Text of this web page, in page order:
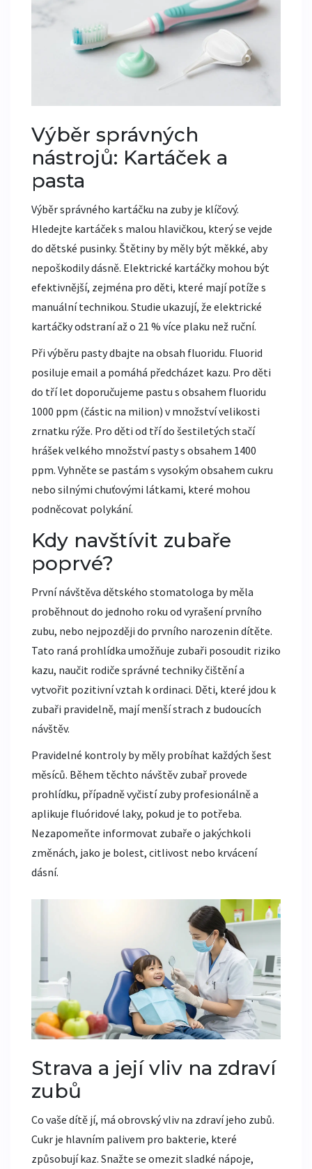
Výběr správných
nástrojů: Kartáček a
pasta
Výběr správného kartáčku na zubyje klíčový.
Hledejte kartáček s malou hlavičkou, který se vejde
do dětské pusinky. Štětiny by měly být měkké, aby
nepoškodily dásně. Elektrické kartáčky mohou být
efektivnější, zejména pro děti, které mají potíže s
manuální technikou. Studie ukazují, že elektrické
kartáčky odstraní až o 21 % více plaku než ruční.
Při výběru pasty dbajte na obsah fluoridu. Fluorid
posiluje email a pomáhá předcházet kazu. Pro děti
do tří let doporučujeme pastu s obsahem fluoridu
1000 ppm (částic na milion) v množství velikosti
zrnatku rýže. Pro děti od tří do šestiletých stačí
hrášek velkého množství pasty s obsahem 1400
ppm. Vyhněte se pastám s vysokým obsahem cukru
nebo silnými chuťovými látkami, které mohou
podněcovat polykání.
Kdy navštívit zubaře
poprvé?
První návštěva dětského stomatologa by měla
proběhnout do jednoho roku od vyrašení prvního
zubu, nebo nejpozději do prvního narozenin dítěte.
Tato raná prohlídka umožňuje zubaři posoudit riziko
kazu, naučit rodiče správné techniky čištění a
vytvořit pozitivní vztah k ordinaci. Děti, které jdou k
zubaři pravidelně, mají menší strach z budoucích
návštěv.
Pravidelné kontroly by měly probíhat každých šest
měsíců. Během těchto návštěv zubař provede
prohlídku, případně vyčistí zuby profesionálně a
aplikuje fluóridové laky, pokud je to potřeba.
Nezapomeňte informovat zubaře o jakýchkoli
změnách, jako je bolest, citlivost nebo krvácení
dásní.
Strava a její vliv na zdraví
zubů
Co vaše dítě jí, má obrovský vliv na zdraví jeho zubů.
Cukr je hlavním palivem pro bakterie, které
způsobují kaz. Snažte se omezit sladké nápoje,